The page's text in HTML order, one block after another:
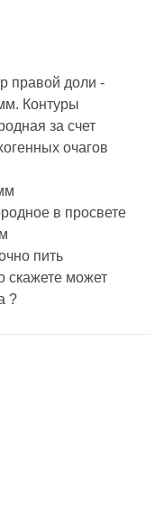
правой доли -
Контуры
за счет
очагов
в просвете
пить
скажете может
?